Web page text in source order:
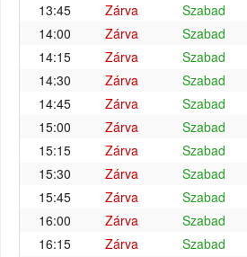
13:45
Zárva Szabad
14:00
Zárva Szabad
14:15
Zárva Szabad
14:30
Zárva Szabad
14:45
Zárva Szabad
15:00
Zárva Szabad
15:15
Zárva Szabad
15:30
Zárva Szabad
15:45
Zárva Szabad
16:00
Zárva Szabad
16:15
Zárva Szabad